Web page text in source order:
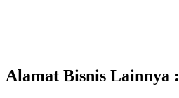
Alamat Bisnis Lainnya :